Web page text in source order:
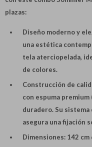
plazas:
Diseño moderno y
una estética
tela aterciopelada,
de colores.
Construcción de
con espuma
duradero. Su
asegura una fijación
Dimensiones: 142 cm